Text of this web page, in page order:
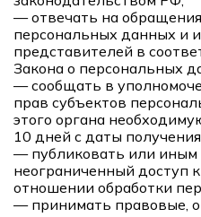
— отвечать на
персональных данных и
представителей в
Закона о персональных
— сообщать в
прав субъектов
этого органа
10 дней с даты
— публиковать или иным
неограниченный доступ
отношении обработки
— принимать правовые,